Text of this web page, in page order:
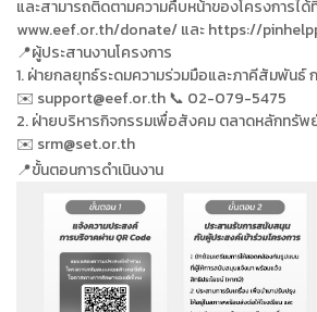
และสามารถติดตามความคืบหน้าของโครงการได้
www.eef.or.th/donate/ และ https://
📍ผู้ประสานงานโครงการ
1. ฝ่ายกลยุทธ์ระดมความร่วมมือและภาคีสัมพันธ์
✉️ support@eef.or.th 📞 02-079-5475
2. ฝ่ายบริหารกิจกรรมเพื่อสังคม ตลาดหลักทรัพ
✉️ srm@set.or.th
📍ขั้นตอนการดำเนินงาน